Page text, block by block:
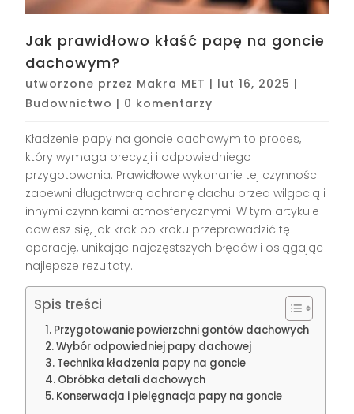
Jak prawidłowo kłaść papę na goncie
dachowym?
utworzone przez Makra MET | lut 16, 2025 |
Budownictwo | 0 komentarzy
Kładzenie papy na goncie dachowym to proces,
który wymaga precyzji i odpowiedniego
przygotowania. Prawidłowe wykonanie tej czynności
zapewni długotrwałą ochronę dachu przed wilgocią i
innymi czynnikami atmosferycznymi. W tym artykule
dowiesz się, jak krok po kroku przeprowadzić tę
operację, unikając najczęstszych błędów i osiągając
najlepsze rezultaty.
Spis treści
Przygotowanie powierzchni gontów dachowych
Wybór odpowiedniej papy dachowej
Technika kładzenia papy na goncie
Obróbka detali dachowych
Konserwacja i pielęgnacja papy na goncie